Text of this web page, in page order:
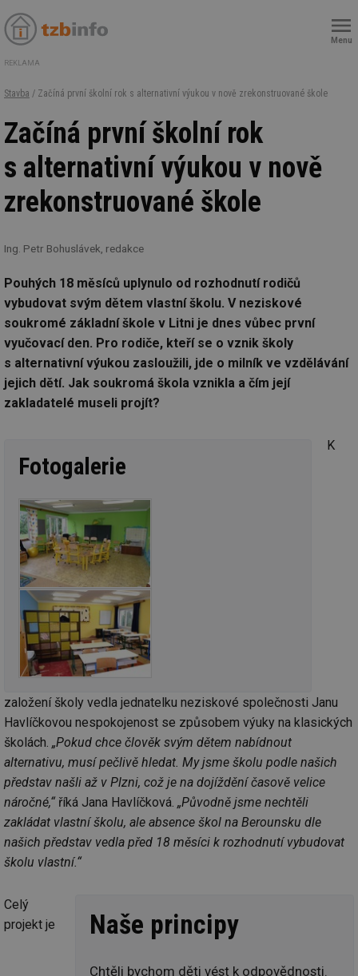
Menu
REKLAMA
Stavba / Začíná první školní rok s alternativní výukou v nově zrekonstruované škole
Začíná první školní rok
s alternativní výukou v nově
zrekonstruované škole
Ing. Petr Bohuslávek, redakce
Pouhých 18 měsíců uplynulo od rozhodnutí rodičů
vybudovat svým dětem vlastní školu. V neziskové
soukromé základní škole v Litni je dnes vůbec první
vyučovací den. Pro rodiče, kteří se o vznik školy
s alternativní výukou zasloužili, jde o milník ve vzdělávání
jejich dětí. Jak soukromá škola vznikla a čím její
zakladatelé museli projít?
Fotogalerie
K
založení školy vedla jednatelku neziskové společnosti Janu
Havlíčkovou nespokojenost se způsobem výuky na klasických
školách. „Pokud chce člověk svým dětem nabídnout
alternativu, musí pečlivě hledat. My jsme školu podle našich
představ našli až v Plzni, což je na dojíždění časově velice
náročné,“říká Jana Havlíčková. „Původně jsme nechtěli
zakládat vlastní školu, ale absence škol na Berounsku dle
našich představ vedla před 18 měsíci k rozhodnutí vybudovat
školu vlastní.“
Naše principy
Chtěli bychom děti vést k odpovědnosti.
Celý
projekt je